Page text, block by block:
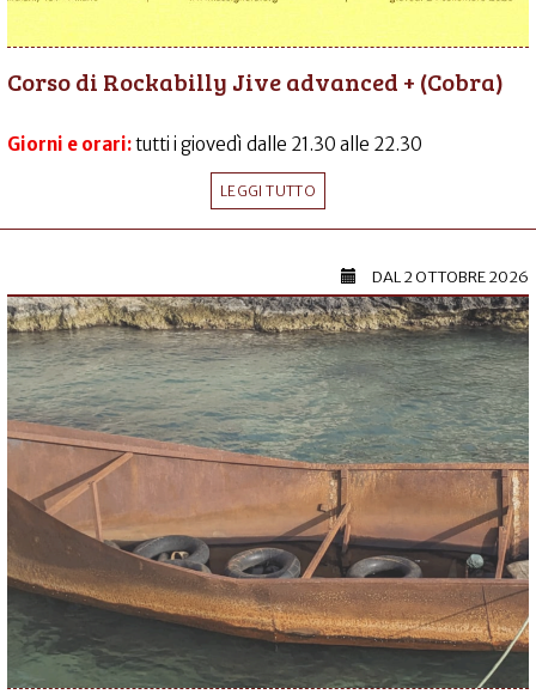
Corso di Rockabilly Jive advanced + (Cobra)
Giorni e orari:tutti i giovedì dalle 21.30 alle 22.30
LEGGI TUTTO
DAL2 OTTOBRE 2026